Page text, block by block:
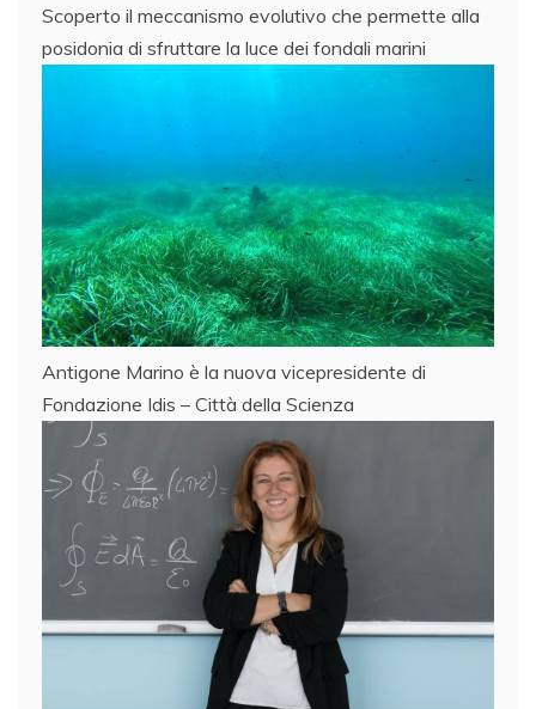
Scoperto il meccanismo evolutivo che permette alla
posidonia di sfruttare la luce dei fondali marini
Antigone Marino è la nuova vicepresidente di
Fondazione Idis – Città della Scienza